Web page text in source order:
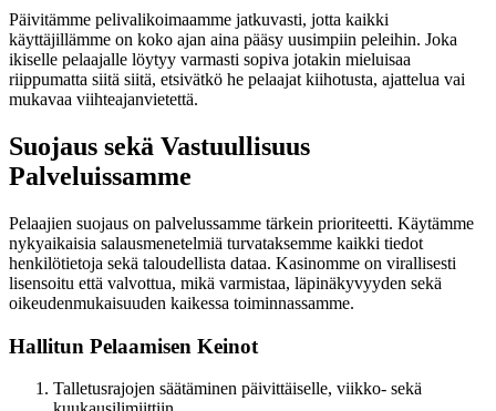
Päivitämme pelivalikoimaamme jatkuvasti, jotta kaikki
käyttäjillämme on koko ajan aina pääsy uusimpiin peleihin. Joka
ikiselle pelaajalle löytyy varmasti sopiva jotakin mieluisaa
riippumatta siitä siitä, etsivätkö he pelaajat kiihotusta, ajattelua vai
mukavaa viihteajanvietettä.
Suojaus sekä Vastuullisuus
Palveluissamme
Pelaajien suojaus on palvelussamme tärkein prioriteetti. Käytämme
nykyaikaisia salausmenetelmiä turvataksemme kaikki tiedot
henkilötietoja sekä taloudellista dataa. Kasinomme on virallisesti
lisensoitu että valvottua, mikä varmistaa, läpinäkyvyyden sekä
oikeudenmukaisuuden kaikessa toiminnassamme.
Hallitun Pelaamisen Keinot
Talletusrajojen säätäminen päivittäiselle, viikko- sekä